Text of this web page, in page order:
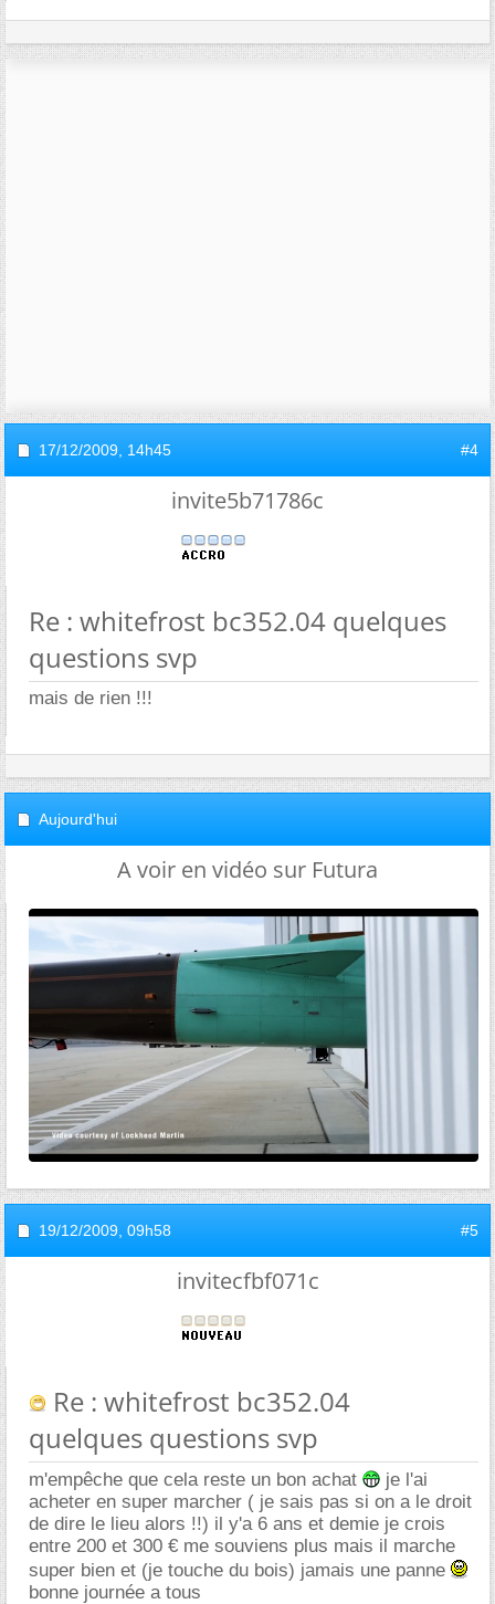
17/12/2009, 14h45 #4
invite5b71786c
Re : whitefrost bc352.04 quelques
questions svp
mais de rien !!!
Aujourd'hui
A voir en vidéo sur Futura
19/12/2009, 09h58 #5
invitecfbf071c
Re : whitefrost bc352.04
quelques questions svp
m'empêche que cela reste un bon achat
je l'ai
acheter en super marcher ( je sais pas si on a le droit
de dire le lieu alors !!) il y'a 6 ans et demie je crois
entre 200 et 300 € me souviens plus mais il marche
super bien et (je touche du bois) jamais une panne
bonne journée a tous